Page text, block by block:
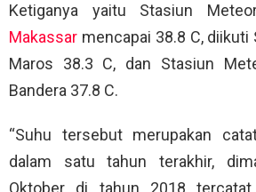
Ketiganya yaitu Stasiun
Makassar mencapai 38.8 C,
Maros 38.3 C, dan Stasiun
Bandera 37.8 C.
“Suhu tersebut merupakan
dalam satu tahun terakhir,